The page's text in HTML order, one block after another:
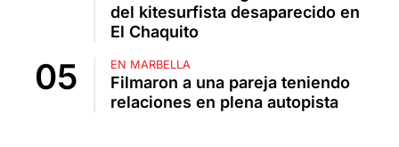
del kitesurfista desaparecido en
El Chaquito
EN MARBELLA
Filmaron a una pareja teniendo
relaciones en plena autopista